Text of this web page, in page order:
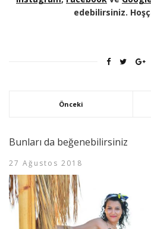
edebilirsiniz.
Önceki
Bunları da beğenebilirsiniz
27 Ağustos 2018